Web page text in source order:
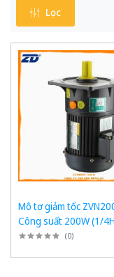
Lọc
Mô tơ giảm tốc
Công suất 200W (1/
1/150, Chân đế
(0)